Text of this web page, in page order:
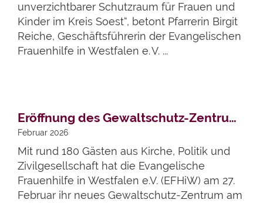
unverzichtbarer Schutzraum für Frauen und
Kinder im Kreis Soest“, betont Pfarrerin Birgit
Reiche, Geschäftsführerin der Evangelischen
Frauenhilfe in Westfalen e. V. ...
Artikel lesen Eröffnung des Gewaltschutz-Zentrums in Soest gefeiert
Februar 2026
Mit rund 180 Gästen aus Kirche, Politik und
Zivilgesellschaft hat die Evangelische
Frauenhilfe in Westfalen e.V. (EFHiW) am 27.
Februar ihr neues Gewaltschutz-Zentrum am